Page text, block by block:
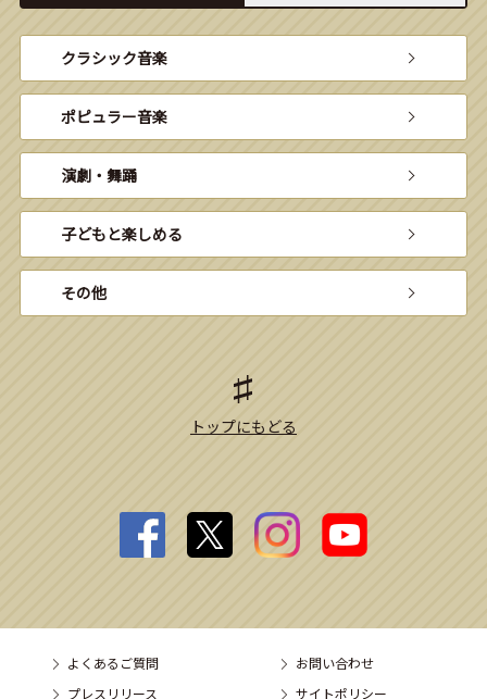
クラシック音楽
ポピュラー音楽
演劇・舞踊
子どもと楽しめる
その他
トップにもどる
よくあるご質問
お問い合わせ
プレスリリース
サイトポリシー